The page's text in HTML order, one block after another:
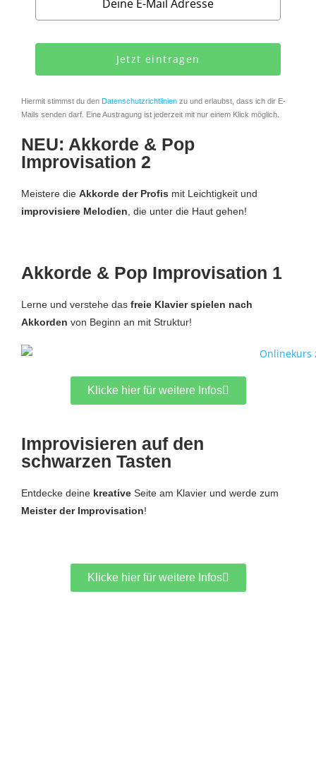
Jetzt eintragen
Hiermit stimmst du den Datenschutzrichtlinien zu und erlaubst, dass ich dir E-
Mails senden darf. Eine Austragung ist jederzeit mit nur einem Klick möglich.
NEU: Akkorde & Pop
Improvisation 2
Meistere die Akkorde der Profis mit Leichtigkeit und
improvisiere Melodien , die unter die Haut gehen!
Akkorde & Pop Improvisation 1
Lerne und verstehe das freie Klavier spielen nach
Akkorden von Beginn an mit Struktur!
Klicke hier für weitere Infos
Improvisieren auf den
schwarzen Tasten
Entdecke deine kreative Seite am Klavier und werde zum
Meister der Improvisation!
Klicke hier für weitere Infos